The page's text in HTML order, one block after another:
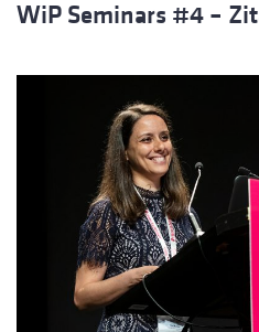
WiP Seminars #4 –